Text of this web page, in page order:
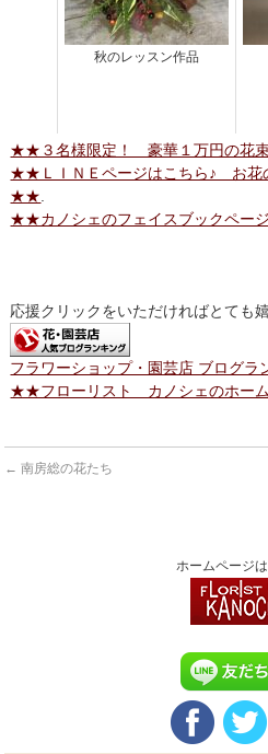
秋のレッスン作品
★★３名様限定！ 豪華１万円の花
★★ＬＩＮＥページはこちら♪ お花
★★
★★カノシェのフェイスブックペー
応援クリックをいただければとても
フラワーショップ・園芸店 ブログラ
★★フローリスト カノシェのホー
← 南房総の花たち
ホームページ